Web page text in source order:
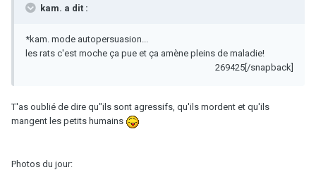
kam. a dit :
*kam. mode autopersuasion...
les rats c'est moche ça pue et ça amène pleins de maladie!
269425[/snapback]
T'as oublié de dire qu"ils sont agressifs, qu'ils mordent et qu'ils
mangent les petits humains
Photos du jour: